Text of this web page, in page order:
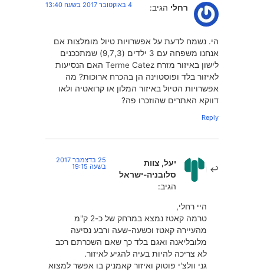
רחלי הגיב: 4 באוקטובר 2017 בשעה 13:40
הי. נשמח לדעת על אפשרויות טיול מומלצות אם
אנחנו משפחה עם 3 ילדים (9,7,3) שמתככנים
לישון באיזור מזרח Terme Catez האם הנסיעות
לאיזור בלד ופוסטוינה הן בהכרח ארוכות? מה
אפשרויות הטיול באיזור המלון או קרואטיה ולאו
דווקא האתרים שהוזכרו פה?
Reply
יעל, צוות
סלובניה-ישראל
הגיב:
25 בדצמבר 2017
בשעה 19:15
היי רחלי,
טרמה קאטז נמצא במרחק של כ-2 ק"מ
מהעיירה קאטז וכשעה-שעה ורבע נסיעה
מלובליאנה ואגם בלד כך שאם השכרתם רכב
לא צריכה להיות בעיה להגיע לאיזור.
גני וולצ'י פוטוק ואיזור קאמניק בו אפשר למצוא